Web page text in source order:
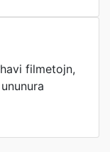
filmetojn,